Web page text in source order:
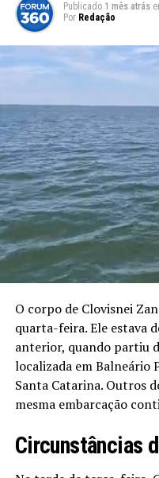
Publicado 1 mês atrás
Por Redação
O corpo de Clovisnei
quarta-feira. Ele estava
anterior, quando partiu
localizada em
Santa Catarina. Outros
mesma embarcação
Circunstâncias